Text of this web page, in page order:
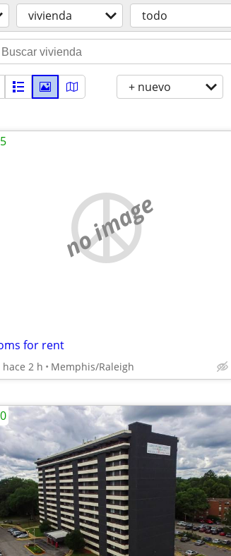
vivienda todo
+ nuevo
no image
for rent
hace 2 h Memphis/Raleigh